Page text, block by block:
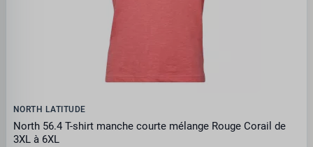
NORTH LATITUDE
North 56.4 T-shirt manche courte mélange Rouge Corail de
3XL à 6XL